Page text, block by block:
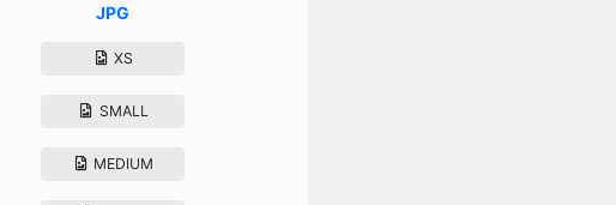
JPG
XS
SMALL
MEDIUM